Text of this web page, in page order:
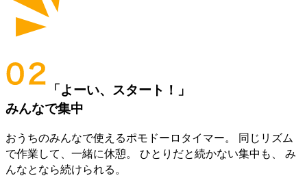
「よーい、スタート！」
みんなで集中
おうちのみんなで使えるポモドーロタイマー。 同じリズム
で作業して、一緒に休憩。 ひとりだと続かない集中も、 み
んなとなら続けられる。